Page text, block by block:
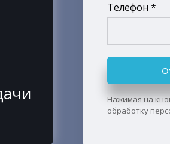
Телефон *
Нажимая на
обработку